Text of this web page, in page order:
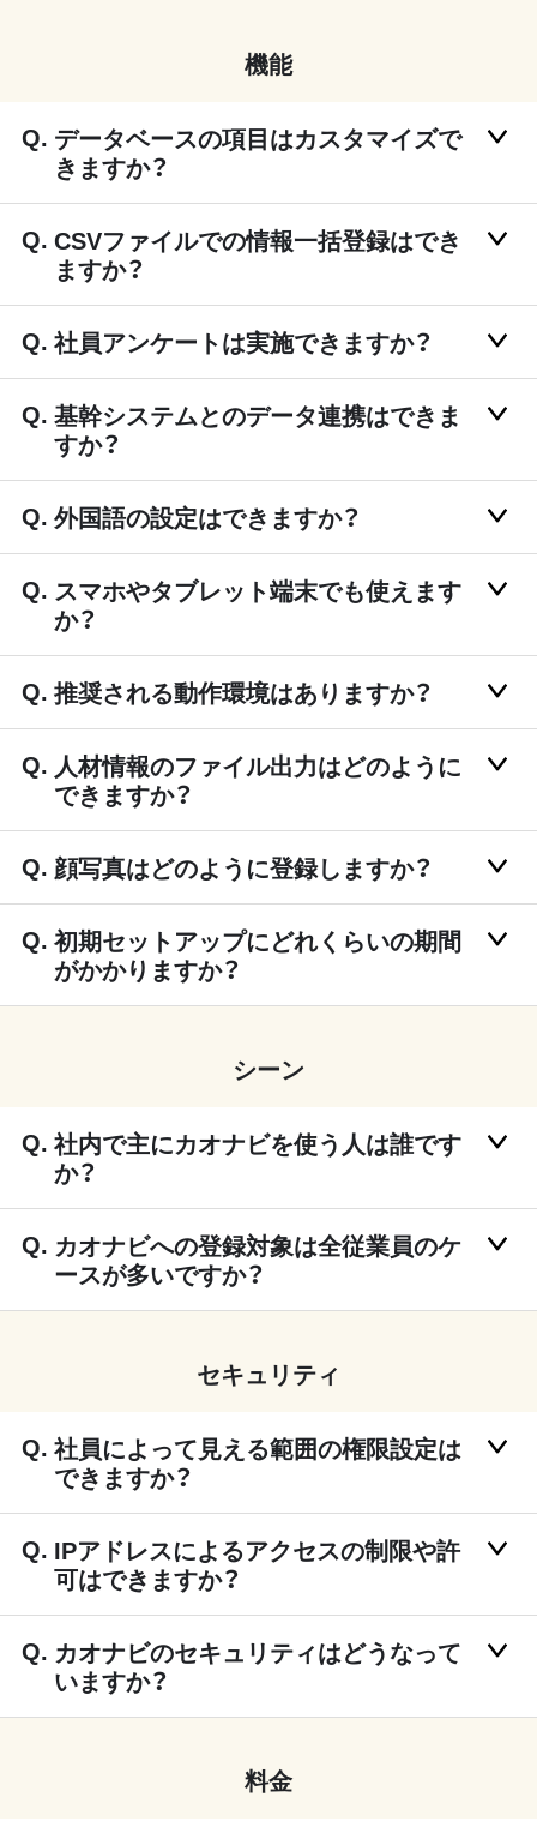
機能
データベースの項目はカスタマイズで
きますか？
CSVファイルでの情報一括登録はでき
ますか？
社員アンケートは実施できますか？
基幹システムとのデータ連携はできま
すか？
外国語の設定はできますか？
スマホやタブレット端末でも使えます
か？
推奨される動作環境はありますか？
人材情報のファイル出力はどのように
できますか？
顔写真はどのように登録しますか？
初期セットアップにどれくらいの期間
がかかりますか？
シーン
社内で主にカオナビを使う人は誰です
か？
カオナビへの登録対象は全従業員のケ
ースが多いですか？
セキュリティ
社員によって見える範囲の権限設定は
できますか？
IPアドレスによるアクセスの制限や許
可はできますか？
カオナビのセキュリティはどうなって
いますか？
料金